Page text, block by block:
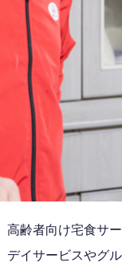
齢者向け宅食サ
イサービスやグ